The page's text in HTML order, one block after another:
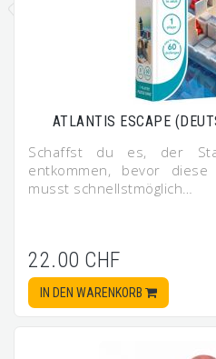
ATLANTIS ESCAPE
Schaffst du es, der
entkommen, bevor
musst schnellstmöglich…
22.00 CHF
IN DEN WARENKORB